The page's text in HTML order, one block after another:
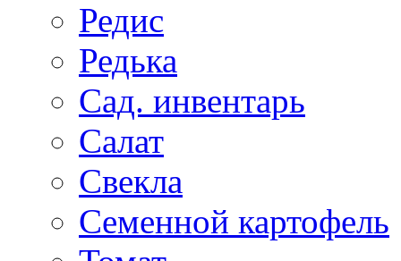
Редис
Редька
Сад. инвентарь
Салат
Свекла
Семенной картофель